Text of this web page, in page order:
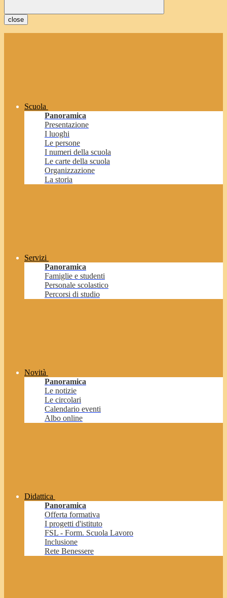
close
Scuola
Panoramica
Presentazione
I luoghi
Le persone
I numeri della scuola
Le carte della scuola
Organizzazione
La storia
Servizi
Panoramica
Famiglie e studenti
Personale scolastico
Percorsi di studio
Novità
Panoramica
Le notizie
Le circolari
Calendario eventi
Albo online
Didattica
Panoramica
Offerta formativa
I progetti d'istituto
FSL - Form. Scuola Lavoro
Inclusione
Rete Benessere